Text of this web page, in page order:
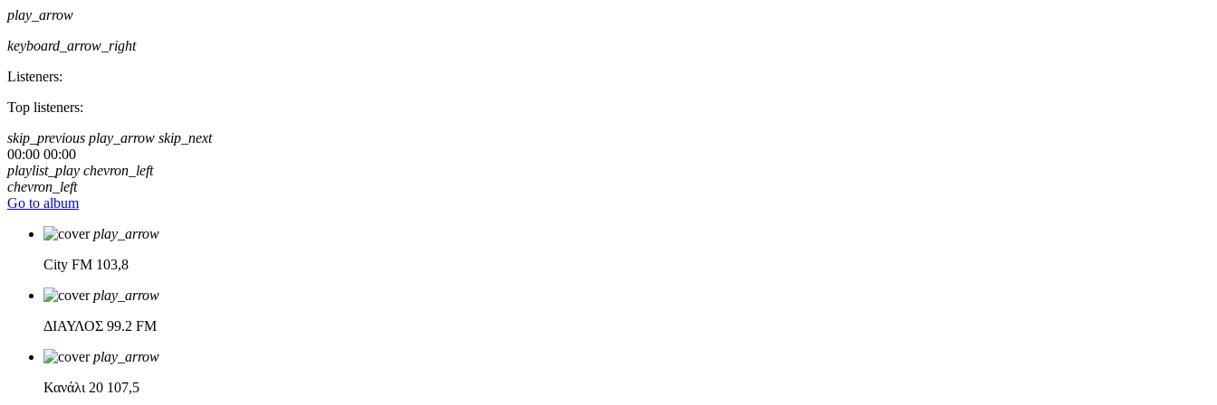
play_arrow
keyboard_arrow_right
Listeners:
Top listeners:
skip_previous play_arrow skip_next
00:00 00:00
playlist_play chevron_left
chevron_left
Go to album
play_arrow
City FM 103,8
play_arrow
ΔΙΑΥΛΟΣ 99.2 FM
play_arrow
Κανάλι 20 107,5